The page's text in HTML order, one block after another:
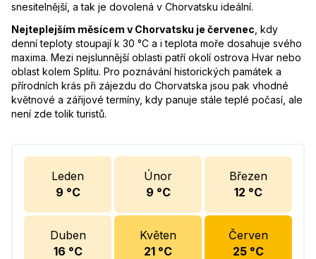
snesitelnější, a tak je dovolená v Chorvatsku ideální.
Nejteplejším měsícem v Chorvatsku je červenec , kdy
denní teploty stoupají k 30 °C a i teplota moře dosahuje svého
maxima. Mezi nejslunnější oblasti patří okolí ostrova Hvar nebo
oblast kolem Splitu. Pro poznávání historických památek a
přírodních krás při zájezdu do Chorvatska jsou pak vhodné
květnové a zářijové termíny, kdy panuje stále teplé počasí, ale
není zde tolik turistů.
Leden
9 °C
Únor
9 °C
Březen
12 °C
Duben
16 °C
Květen
21 °C
Červen
25 °C